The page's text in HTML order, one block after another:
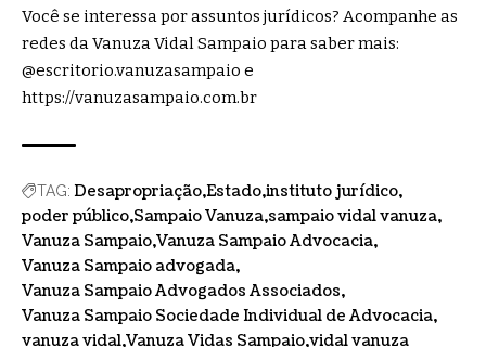
Você se interessa por assuntos jurídicos? Acompanhe as
redes da Vanuza Vidal Sampaio para saber mais:
@escritorio.vanuzasampaio e
https://vanuzasampaio.com.br
TAG: Desapropriação Estado instituto jurídico
poder público Sampaio Vanuza sampaio vidal vanuza
Vanuza Sampaio Vanuza Sampaio Advocacia
Vanuza Sampaio advogada
Vanuza Sampaio Advogados Associados
Vanuza Sampaio Sociedade Individual de Advocacia
vanuza vidal Vanuza Vidas Sampaio vidal vanuza